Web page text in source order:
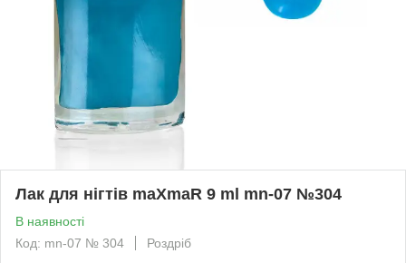
Лак для нігтів maXmaR 9 ml mn-07 №304
В наявності
Код: mn-07 № 304
Роздріб